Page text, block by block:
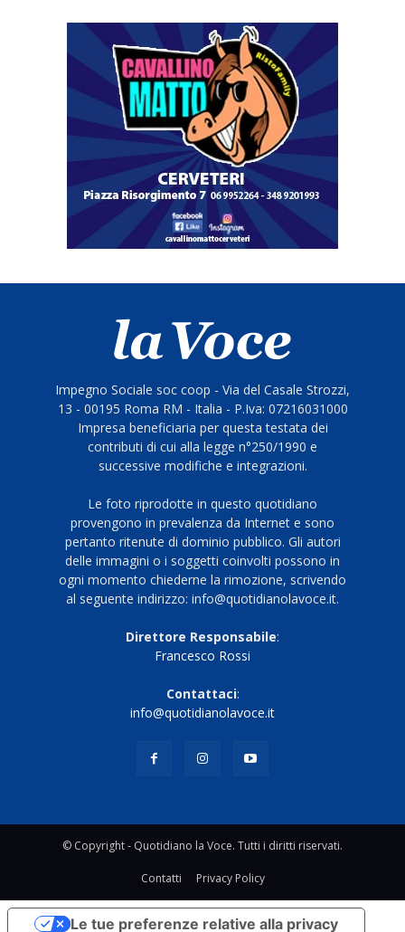
Impegno Sociale soc coop - Via del Casale Strozzi,
13 - 00195 Roma RM - Italia - P.Iva: 07216031000
Impresa beneficiaria per questa testata dei
contributi di cui alla legge n°250/1990 e
successive modifiche e integrazioni.
Le foto riprodotte in questo quotidiano
provengono in prevalenza da Internet e sono
pertanto ritenute di dominio pubblico. Gli autori
delle immagini o i soggetti coinvolti possono in
ogni momento chiederne la rimozione, scrivendo
al seguente indirizzo: info@quotidianolavoce.it.
Direttore Responsabile:
Francesco Rossi
Contattaci:
info@quotidianolavoce.it
© Copyright - Quotidiano la Voce. Tutti i diritti riservati.
Contatti Privacy Policy
Le tue preferenze relative alla privacy